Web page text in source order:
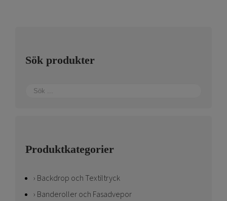
Sök produkter
Produktkategorier
Backdrop och Textiltryck
Banderoller och Fasadvepor